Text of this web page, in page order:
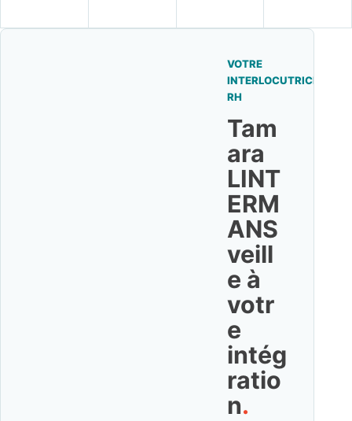
VOTRE
INTERLOCUTRICE
RH
Tam
ara
LINT
ERM
ANS
veill
e à
votr
e
intég
ratio
n.